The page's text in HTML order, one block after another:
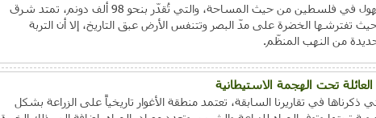
في قلب سهل البقيعة، ثالث السهول في فلسطين من حيث المساحة، والتي تُقدّر بنحو 98 ألف دونم، تمتد شرق
الخضرة على مدّ البصر وتتنفس الأرض عبق التاريخ، إلا أن التربة
من النهب المنظّم.
تحت الهجمة الاستيطانية
ذكرناها في تقاريرنا السابقة، تعتمد منطقة الأغوار تاريخياً على الزراعة بشكل